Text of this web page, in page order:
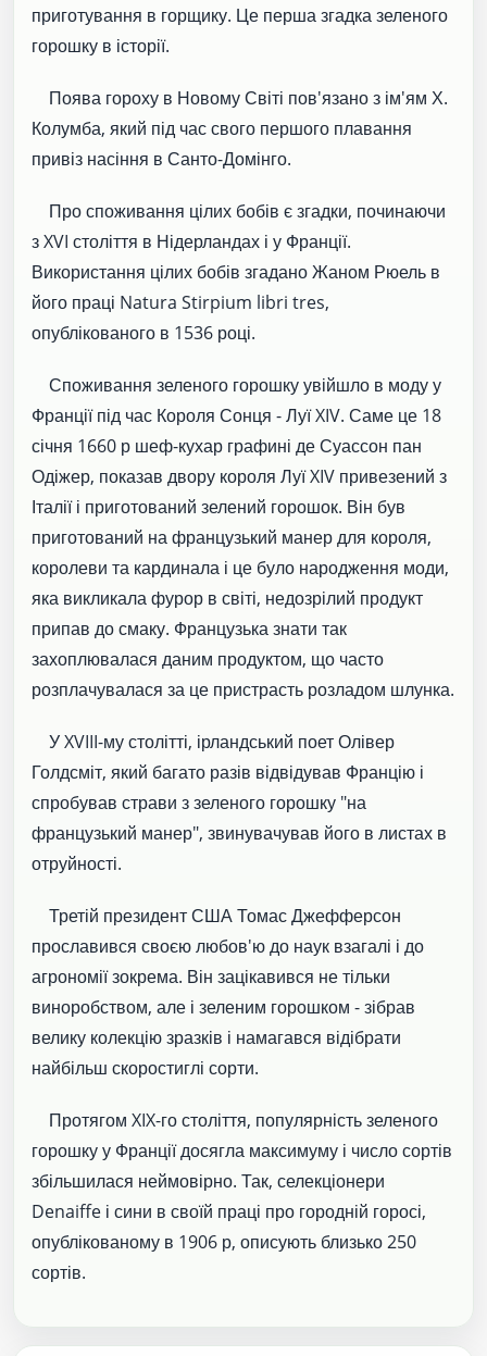
приготування в горщику. Це перша згадка зеленого
горошку в історії.
Поява гороху в Новому Світі пов'язано з ім'ям Х.
Колумба, який під час свого першого плавання
привіз насіння в Санто-Домінго.
Про споживання цілих бобів є згадки, починаючи
з XVI століття в Нідерландах і у Франції.
Використання цілих бобів згадано Жаном Рюель в
його праці Natura Stirpium libri tres,
опублікованого в 1536 році.
Споживання зеленого горошку увійшло в моду у
Франції під час Короля Сонця - Луї XIV. Саме це 18
січня 1660 р шеф-кухар графині де Суассон пан
Одіжер, показав двору короля Луї XIV привезений з
Італії і приготований зелений горошок. Він був
приготований на французький манер для короля,
королеви та кардинала і це було народження моди,
яка викликала фурор в світі, недозрілий продукт
припав до смаку. Французька знати так
захоплювалася даним продуктом, що часто
розплачувалася за це пристрасть розладом шлунка.
У XVIII-му столітті, ірландський поет Олівер
Голдсміт, який багато разів відвідував Францію і
спробував страви з зеленого горошку "на
французький манер", звинувачував його в листах в
отруйності.
Третій президент США Томас Джефферсон
прославився своєю любов'ю до наук взагалі і до
агрономії зокрема. Він зацікавився не тільки
виноробством, але і зеленим горошком - зібрав
велику колекцію зразків і намагався відібрати
найбільш скоростиглі сорти.
Протягом XIX-го століття, популярність зеленого
горошку у Франції досягла максимуму і число сортів
збільшилася неймовірно. Так, селекціонери
Denaiffe і сини в своїй праці про городній горосі,
опублікованому в 1906 р, описують близько 250
сортів.